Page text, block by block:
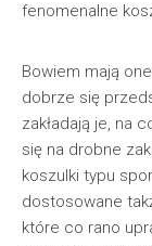
fenomenalne
Bowiem mają
dobrze się
zakładają je, na
się na drobne
koszulki typu
dostosowane
które co rano